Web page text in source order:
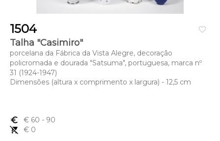
favorite_border
1504
Talha "Casimiro"
porcelana da Fábrica da Vista Alegre, decoração
policromada e dourada "Satsuma", portuguesa, marca nº
31 (1924-1947)
Dimensões (altura x comprimento x largura) - 12,5 cm
euro_symbol € 60 - 90
remove_shopping_cart
€ 0